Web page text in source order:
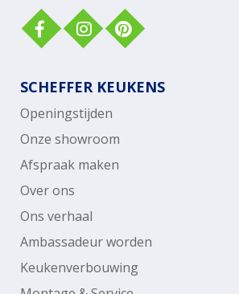
SCHEFFER KEUKENS
Openingstijden
Onze showroom
Afspraak maken
Over ons
Ons verhaal
Ambassadeur worden
Keukenverbouwing